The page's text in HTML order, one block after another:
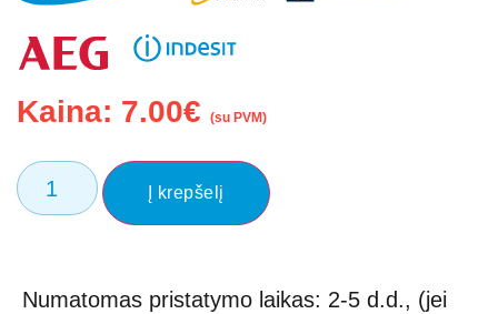
Kaina: 7.00€ (su PVM)
Į krepšelį
Numatomas pristatymo laikas: 2-5 d.d., (jei